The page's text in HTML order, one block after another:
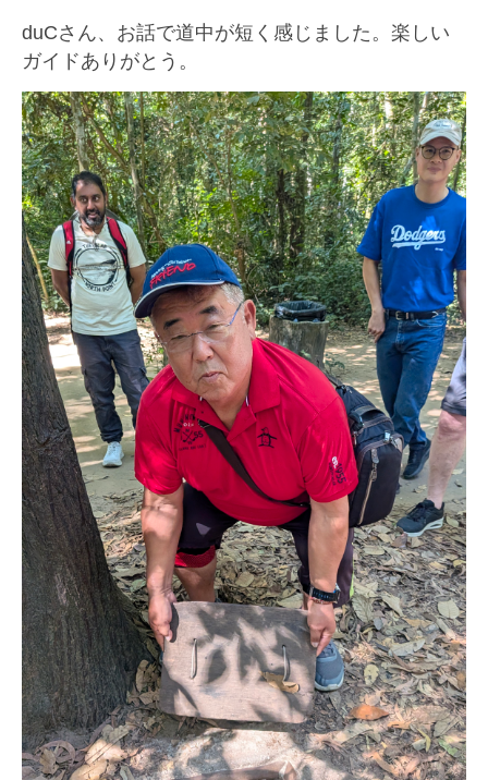
duCさん、お話で道中が短く感じました。楽しい
ガイドありがとう。